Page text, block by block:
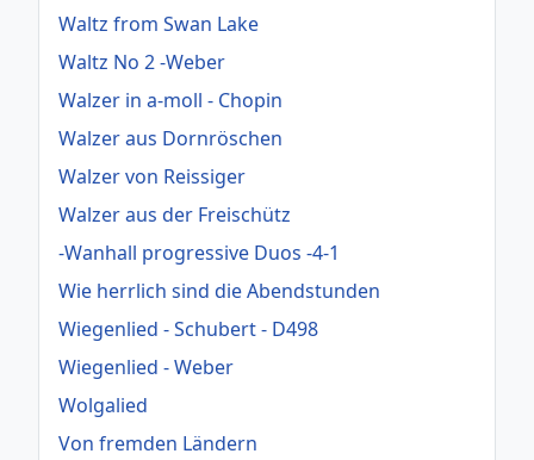
Waltz from Swan Lake
Waltz No 2 -Weber
Walzer in a-moll - Chopin
Walzer aus Dornröschen
Walzer von Reissiger
Walzer aus der Freischütz
-Wanhall progressive Duos -4-1
Wie herrlich sind die Abendstunden
Wiegenlied - Schubert - D498
Wiegenlied - Weber
Wolgalied
Von fremden Ländern